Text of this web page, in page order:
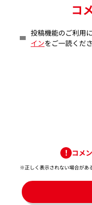
コ
投稿機能のご利用
インをご一読くださ
コメ
※正しく表示されない場合があ